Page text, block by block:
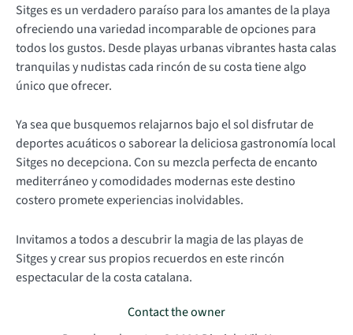
Sitges es un verdadero paraíso para los amantes de la playa
ofreciendo una variedad incomparable de opciones para
todos los gustos. Desde playas urbanas vibrantes hasta calas
tranquilas y nudistas cada rincón de su costa tiene algo
único que ofrecer.
Ya sea que busquemos relajarnos bajo el sol disfrutar de
deportes acuáticos o saborear la deliciosa gastronomía local
Sitges no decepciona. Con su mezcla perfecta de encanto
mediterráneo y comodidades modernas este destino
costero promete experiencias inolvidables.
Invitamos a todos a descubrir la magia de las playas de
Sitges y crear sus propios recuerdos en este rincón
espectacular de la costa catalana.
Contact the owner